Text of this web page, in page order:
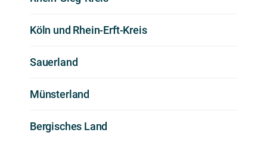
Köln und Rhein-Erft-Kreis
Sauerland
Münsterland
Bergisches Land